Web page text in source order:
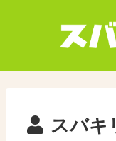
スバキ